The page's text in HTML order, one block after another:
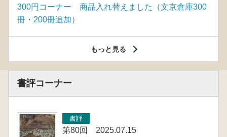
300円コーナー 商品入れ替えました（文京倉庫300
冊・200冊追加）
もっと見る
書評コーナー
書評
第80回 2025.07.15